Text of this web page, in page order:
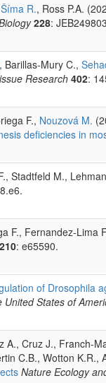
Šíma R., Ross P.A.
228:
, Barillas-Mury C.,
Research402:
F., Nouzová M.
deficiencies in
Stadtfeld M.,
F., Fernandez-Lima
210: e65590.
of Drosophila
States of
Cruz J., Franch-
C.B., Wotton
Nature Ecology